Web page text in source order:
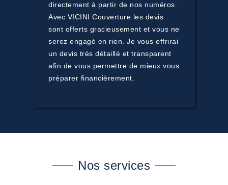
directement à partir de nos numéros.
Avec VICINI Couverture les devis
sont offerts gracieusement et vous ne
serez engagé en rien. Je vous offrirai
un devis très détaillé et transparent
afin de vous permettre de mieux vous
préparer financièrement.
Nos services